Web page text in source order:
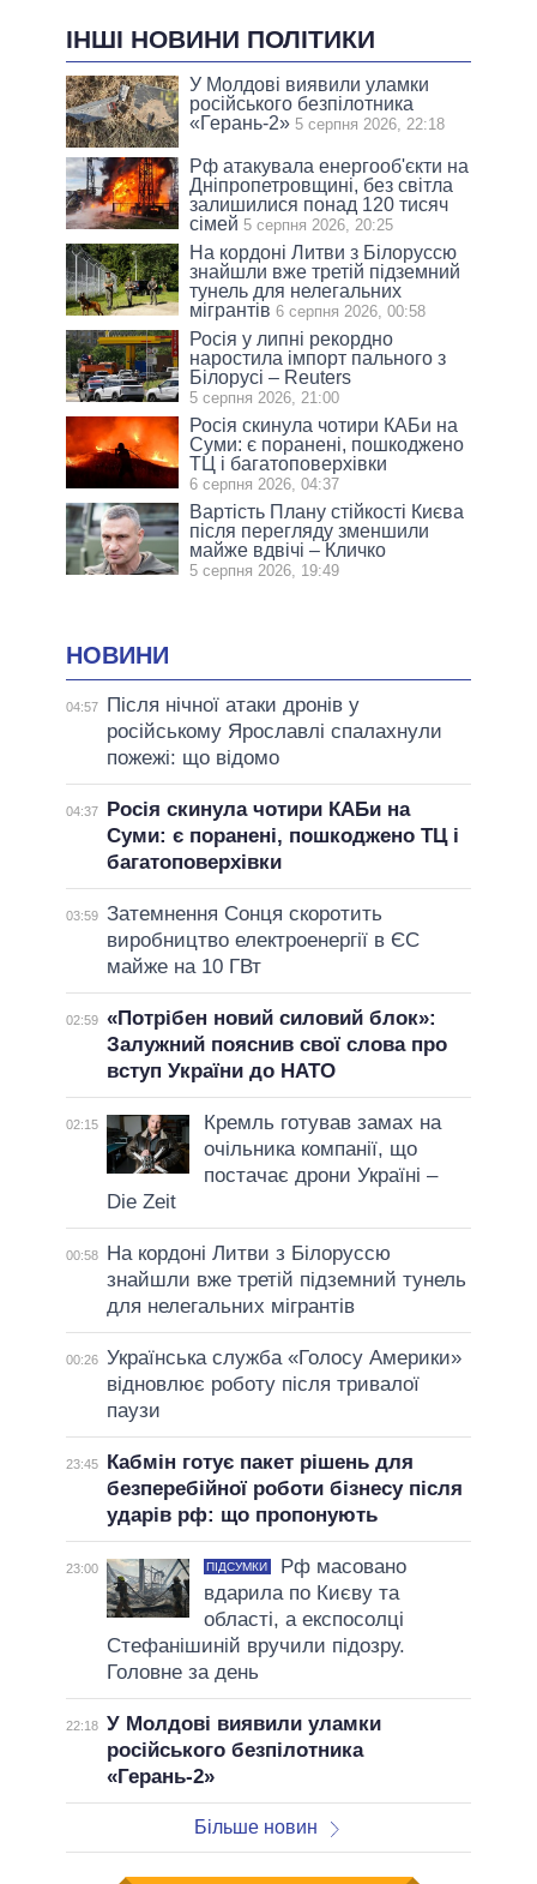
ІНШІ НОВИНИ ПОЛІТИКИ
У Молдові виявили уламки
російського безпілотника
«Герань-2» 5 серпня 2026, 22:18
Рф атакувала енергооб'єкти на
Дніпропетровщині, без світла
залишилися понад 120 тисяч
сімей 5 серпня 2026, 20:25
На кордоні Литви з Білоруссю
знайшли вже третій підземний
тунель для нелегальних
мігрантів 6 серпня 2026, 00:58
Росія у липні рекордно
наростила імпорт пального з
Білорусі – Reuters
5 серпня 2026, 21:00
Росія скинула чотири КАБи на
Суми: є поранені, пошкоджено
ТЦ і багатоповерхівки
6 серпня 2026, 04:37
Вартість Плану стійкості Києва
після перегляду зменшили
майже вдвічі – Кличко
5 серпня 2026, 19:49
НОВИНИ
04:57
Після нічної атаки дронів у
російському Ярославлі спалахнули
пожежі: що відомо
04:37
Росія скинула чотири КАБи на
Суми: є поранені, пошкоджено ТЦ і
багатоповерхівки
03:59 Затемнення Сонця скоротить
виробництво електроенергії в ЄС
майже на 10 ГВт
02:59 «Потрібен новий силовий блок»:
Залужний пояснив свої слова про
вступ України до НАТО
02:15
Кремль готував замах на
очільника компанії, що
постачає дрони Україні –
Die Zeit
00:58
На кордоні Литви з Білоруссю
знайшли вже третій підземний тунель
для нелегальних мігрантів
00:26 Українська служба «Голосу Америки»
відновлює роботу після тривалої
паузи
23:45
Кабмін готує пакет рішень для
безперебійної роботи бізнесу після
ударів рф: що пропонують
23:00 ПІДСУМКИ
Рф масовано
вдарила по Києву та
області, а експосолці
Стефанішиній вручили підозру.
Головне за день
22:18 У Молдові виявили уламки
російського безпілотника
«Герань-2»
Більше новин